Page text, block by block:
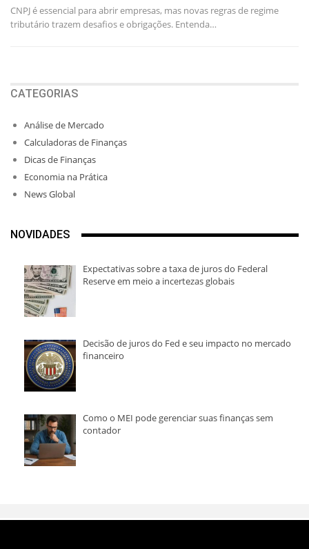
CNPJ é essencial para abrir empresas, mas novas regras de regime
tributário trazem desafios e obrigações. Entenda…
CATEGORIAS
Análise de Mercado
Calculadoras de Finanças
Dicas de Finanças
Economia na Prática
News Global
NOVIDADES
Expectativas sobre a taxa de juros do Federal
Reserve em meio a incertezas globais
Decisão de juros do Fed e seu impacto no mercado
financeiro
Como o MEI pode gerenciar suas finanças sem
contador